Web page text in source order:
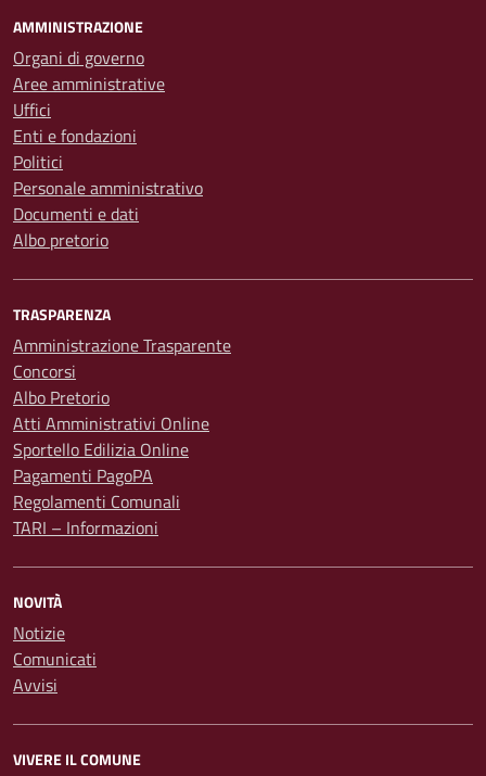
AMMINISTRAZIONE
Organi di governo
Aree amministrative
Uffici
Enti e fondazioni
Politici
Personale amministrativo
Documenti e dati
Albo pretorio
TRASPARENZA
Amministrazione Trasparente
Concorsi
Albo Pretorio
Atti Amministrativi Online
Sportello Edilizia Online
Pagamenti PagoPA
Regolamenti Comunali
TARI – Informazioni
NOVITÀ
Notizie
Comunicati
Avvisi
VIVERE IL COMUNE